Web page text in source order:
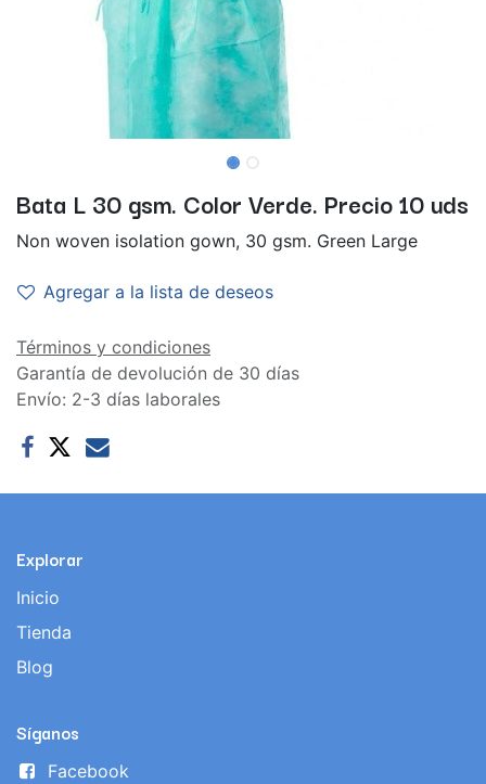
Bata L 30 gsm. Color Verde. Precio 10 uds
Non woven isolation gown, 30 gsm. Green Large
Agregar a la lista de deseos
Términos y condiciones
Garantía de devolución de 30 días
Envío: 2-3 días laborales
Explorar
Inicio
Tienda
Blog
Síganos
Facebook